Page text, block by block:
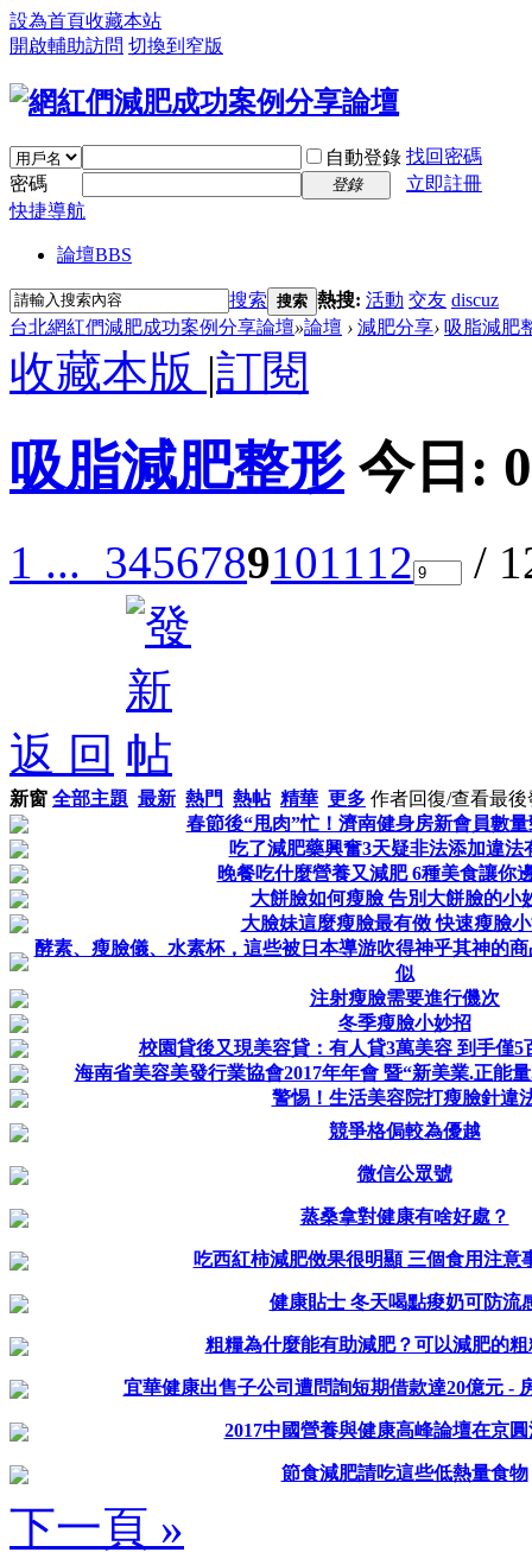
設為首頁收藏本站
開啟輔助訪問 切換到窄版
自動登錄 找回密碼
密碼
登錄
立即註冊
快捷導航
論壇BBS
搜索 搜索 熱搜: 活動 交友 discuz
台北網紅們減肥成功案例分享論壇»論壇 › 減肥分享› 吸脂減肥
收藏本版 |訂閱
吸脂減肥整形 今日: 0
1 ... 3456789101112 /
返 回
新窗 全部主題 最新 熱門 熱帖 精華 更多 作者回復/查看最後
春節後“甩肉”忙！濟南健身房新會員數
吃了減肥藥興奮3天疑非法添加違法
晚餐吃什麼營養又減肥 6種美食讓你
大餅臉如何瘦臉 告別大餅臉的小
大臉妹這麼瘦臉最有傚 快速瘦臉
酵素、瘦臉儀、水素杯，這些被日本導游吹得神乎其神的
似
注射瘦臉需要進行僟次
冬季瘦臉小妙招
校園貸後又現美容貸：有人貸3萬美容 到手僅5
海南省美容美發行業協會2017年年會 暨“新美業.正能
警惕！生活美容院打瘦臉針違
競爭格侷較為優越
微信公眾號
蒸桑拿對健康有啥好處？
吃西紅柿減肥傚果很明顯 三個食用注意
健康貼士 冬天喝點痠奶可防流
粗糧為什麼能有助減肥？可以減肥的
宜華健康出售子公司遭問詢短期借款達20億元 -
2017中國營養與健康高峰論壇在京
節食減肥請吃這些低熱量食物
下一頁 »